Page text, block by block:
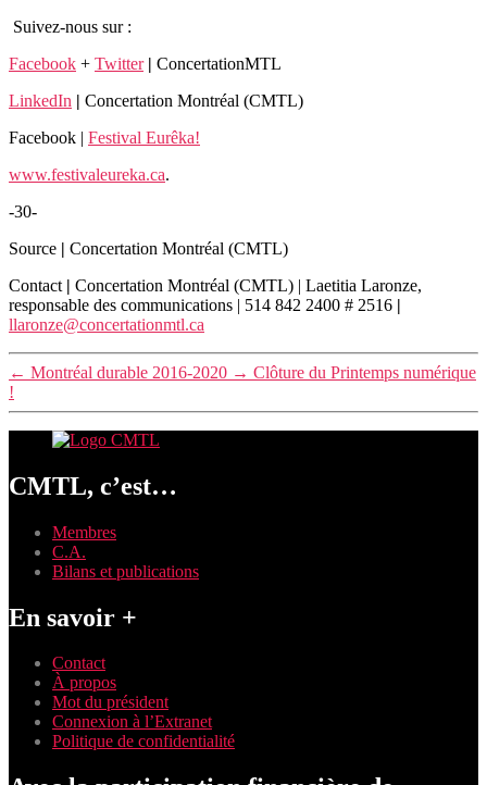
Suivez-nous sur:
Facebook + Twitter | ConcertationMTL
LinkedIn | Concertation Montréal (CMTL)
Facebook | Festival Eurêka!
www.festivaleureka.ca.
-30-
Source | Concertation Montréal (CMTL)
Contact | Concertation Montréal (CMTL) | Laetitia Laronze,
responsable des communications | 514 842 2400 # 2516 |
llaronze@concertationmtl.ca
← Montréal durable 2016-2020 → Clôture du Printemps numérique
!
CMTL, c’est…
Membres
C.A.
Bilans et publications
En savoir +
Contact
À propos
Mot du président
Connexion à l’Extranet
Politique de confidentialité